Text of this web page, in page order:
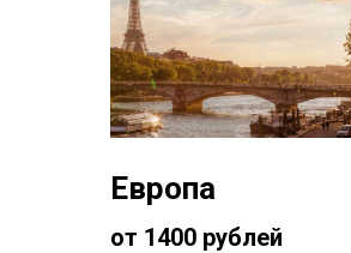
Европа
от 1400 рублей